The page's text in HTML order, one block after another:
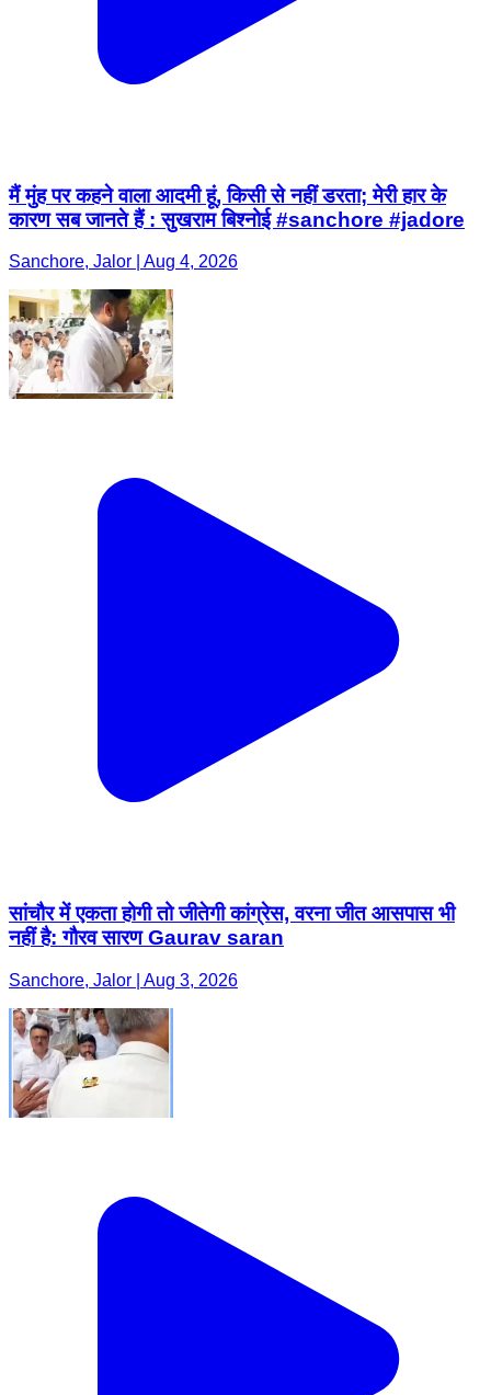
मैं मुंह पर कहने वाला आदमी हूं, किसी से नहीं डरता; मेरी हार के
कारण सब जानते हैं : सुखराम बिश्नोई #sanchore #jadore
Sanchore, Jalor | Aug 4, 2026
सांचौर में एकता होगी तो जीतेगी कांग्रेस, वरना जीत आसपास भी
नहीं है: गौरव सारण Gaurav saran
Sanchore, Jalor | Aug 3, 2026